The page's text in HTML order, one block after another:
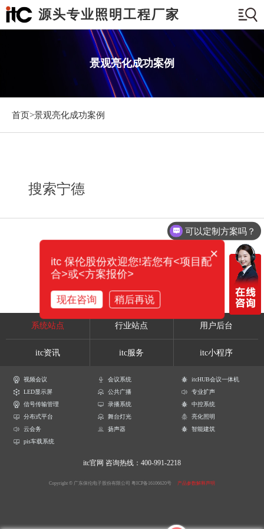
源头专业照明工程厂家
景观亮化成功案例
首页>景观亮化成功案例
搜索宁德
系统站点 行业站点 用户后台
itc资讯 itc服务 itc小程序
视频会议 会议系统
itcHUB会议一体机
LED显示屏
公共广播
专业扩声
信号传输管理
录播系统
中控系统
分布式平台
舞台灯光
亮化照明
云会务
扬声器
智能建筑
pis车载系统
itc官网 咨询热线：400-991-2218
Copyright © 广东保伦电子股份有限公司 粤ICP备16106620号 产品参数解释声明
可以定制方案吗？
×
itc 保伦股份欢迎您!若您有<项目配
合>或<方案报价>
现在咨询 稍后再说